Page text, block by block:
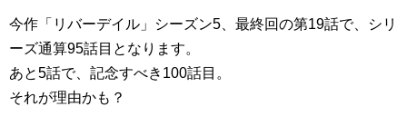
今作「リバーデイル」シーズン5、最終回の第19話で、シリ
ーズ通算95話目となります。
あと5話で、記念すべき100話目。
それが理由かも？